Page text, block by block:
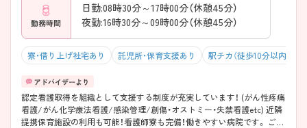
勤務時間
日勤:08時30分～17時00分（休憩45分）
夜勤:16時30分～09時00分（休憩45分）
寮・借り上げ社宅あり 託児所・保育支援あり 駅チカ（徒歩10分以内）
認定看護取得を組織として支援する制度が充実しています！ (がん性疼痛
看護/がん化学療法看護/感染管理/創傷・オストミー・失禁看護etc) 近隣
提携保育施設の利用も可能！看護師寮も完備！働きやすい病院です。 ご興